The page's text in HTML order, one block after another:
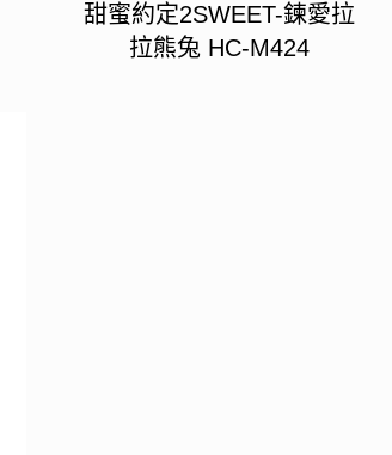
甜蜜約定2SWEET-鍊愛拉
拉熊兔 HC-M424